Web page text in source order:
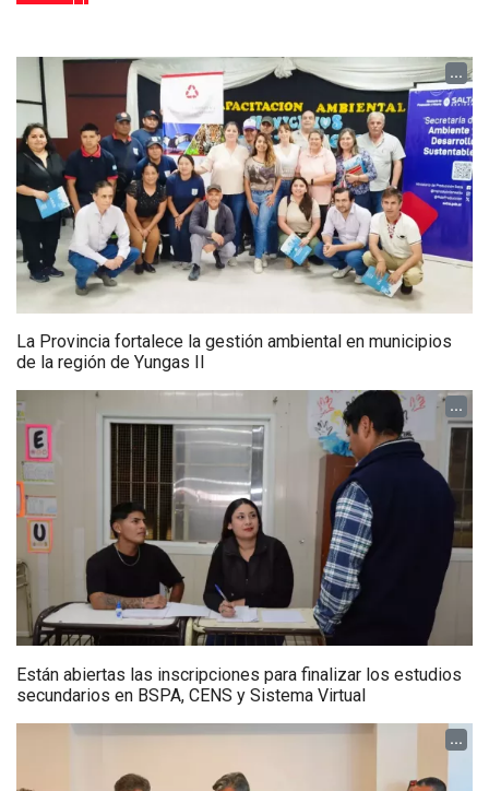
...
La Provincia fortalece la gestión ambiental en municipios
de la región de Yungas II
...
Están abiertas las inscripciones para finalizar los estudios
secundarios en BSPA, CENS y Sistema Virtual
...